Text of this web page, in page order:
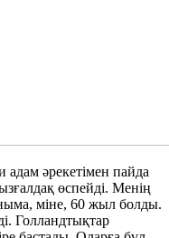
адам әрекетімен пайда
өспейді. Менің
міне, 60 жыл болды.
Голландтықтар